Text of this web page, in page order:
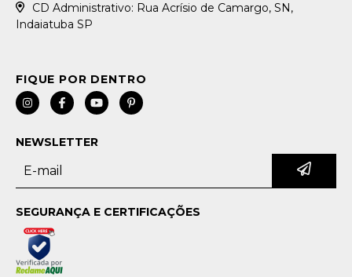
CD Administrativo: Rua Acrísio de Camargo, SN,
Indaiatuba SP
NEWSLETTER
SEGURANÇA E CERTIFICAÇÕES